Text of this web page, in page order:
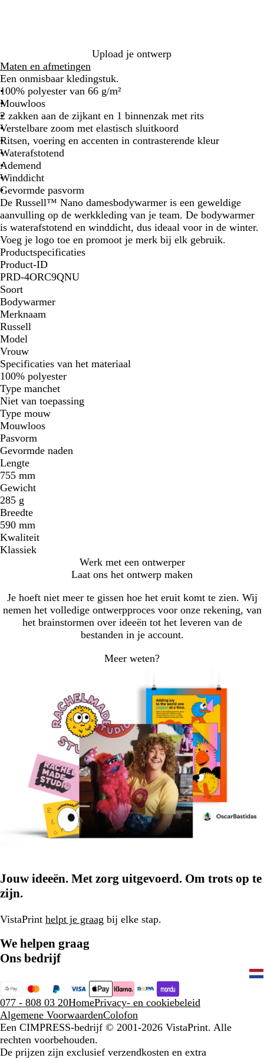
n
e
b
l
a
u
w
j
f
g
r
o
e
n
s
Upload je ontwerp
Maten en afmetingen
Een onmisbaar kledingstuk.
100% polyester van 66 g/m²
Mouwloos
2 zakken aan de zijkant en 1 binnenzak met rits
Verstelbare zoom met elastisch sluitkoord
Ritsen, voering en accenten in contrasterende kleur
Waterafstotend
Ademend
Winddicht
Gevormde pasvorm
De Russell™ Nano damesbodywarmer is een geweldige
aanvulling op de werkkleding van je team. De bodywarmer
is waterafstotend en winddicht, dus ideaal voor in de winter.
Voeg je logo toe en promoot je merk bij elk gebruik.
Productspecificaties
Product-ID
PRD-4ORC9QNU
Soort
Bodywarmer
Merknaam
Russell
Model
Vrouw
Specificaties van het materiaal
100% polyester
Type manchet
Niet van toepassing
Type mouw
Mouwloos
Pasvorm
Gevormde naden
Lengte
755 mm
Gewicht
285 g
Breedte
590 mm
Kwaliteit
Klassiek
Werk met een ontwerper
Laat ons het ontwerp maken
Je hoeft niet meer te gissen hoe het eruit komt te zien. Wij
nemen het volledige ontwerpproces voor onze rekening, van
het brainstormen over ideeën tot het leveren van de
bestanden in je account.
Meer weten?
Jouw ideeën. Met zorg uitgevoerd. Om trots op te
zijn.
VistaPrint helpt je graag bij elke stap.
We helpen graag
Ons bedrijf
077 - 808 03 20HomePrivacy- en cookiebeleid
Algemene VoorwaardenColofon
Een CIMPRESS-bedrijf © 2001-2026 VistaPrint. Alle
rechten voorbehouden.
De prijzen zijn exclusief verzendkosten en extra